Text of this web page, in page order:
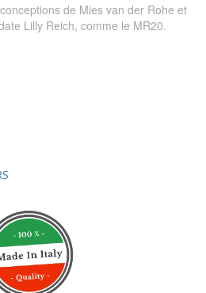
de Mies van der Rohe et
Lilly Reich, comme le MR20.